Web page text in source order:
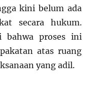
kini belum ada
secara hukum.
bahwa proses ini
atas ruang
yang adil.